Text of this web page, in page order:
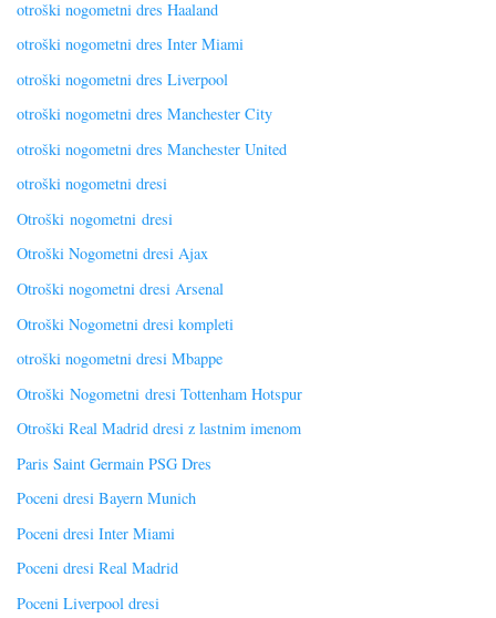
otroški nogometni dres Haaland
otroški nogometni dres Inter Miami
otroški nogometni dres Liverpool
otroški nogometni dres Manchester City
otroški nogometni dres Manchester United
otroški nogometni dresi
Otroški nogometni dresi
Otroški Nogometni dresi Ajax
Otroški nogometni dresi Arsenal
Otroški Nogometni dresi kompleti
otroški nogometni dresi Mbappe
Otroški Nogometni dresi Tottenham Hotspur
Otroški Real Madrid dresi z lastnim imenom
Paris Saint Germain PSG Dres
Poceni dresi Bayern Munich
Poceni dresi Inter Miami
Poceni dresi Real Madrid
Poceni Liverpool dresi